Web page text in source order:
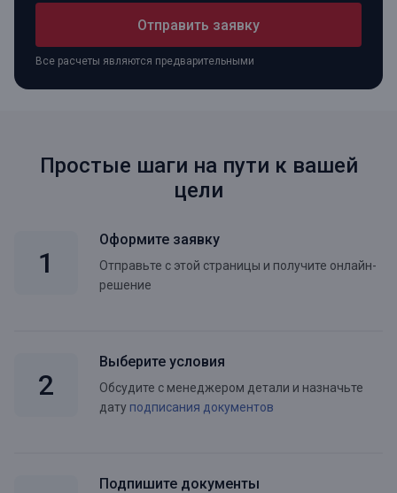
Отправить заявку
Все расчеты являются предварительными
Простые шаги на пути к вашей
цели
Оформите заявку
Отправьте с этой страницы и получите онлайн-
решение
Выберите условия
Обсудите с менеджером детали и назначьте
дату подписания документов
Подпишите документы